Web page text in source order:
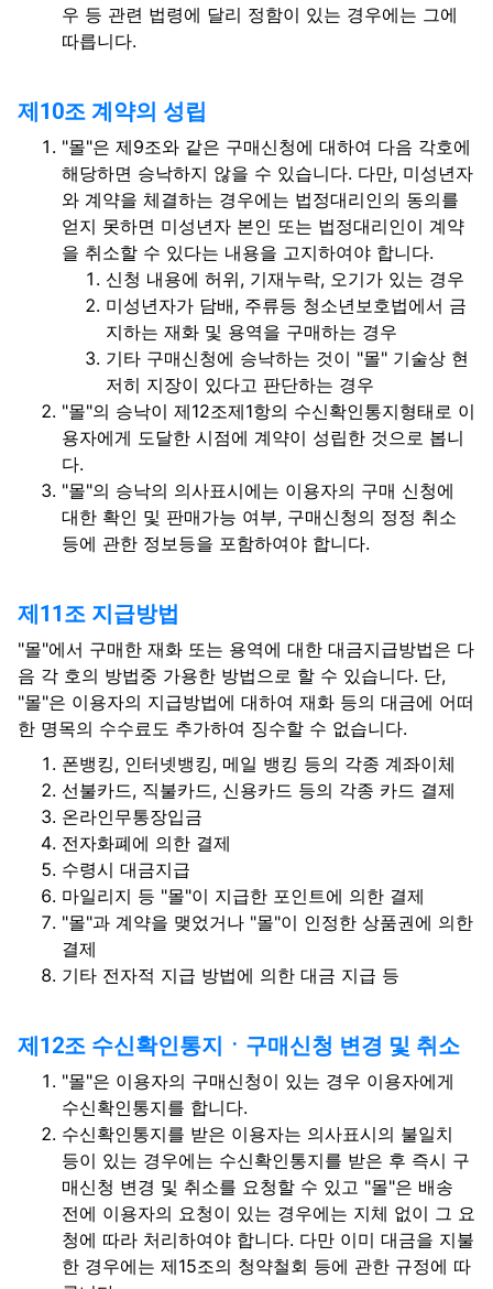
우 등 관련 법령에 달리 정함이 있는 경우에는 그에
따릅니다.
제10조 계약의 성립
"몰"은 제9조와 같은 구매신청에 대하여 다음 각호에
해당하면 승낙하지 않을 수 있습니다. 다만, 미성년자
와 계약을 체결하는 경우에는 법정대리인의 동의를
얻지 못하면 미성년자 본인 또는 법정대리인이 계약
을 취소할 수 있다는 내용을 고지하여야 합니다.
신청 내용에 허위, 기재누락, 오기가 있는 경우
미성년자가 담배, 주류등 청소년보호법에서 금
지하는 재화 및 용역을 구매하는 경우
기타 구매신청에 승낙하는 것이 "몰" 기술상 현
저히 지장이 있다고 판단하는 경우
"몰"의 승낙이 제12조제1항의 수신확인통지형태로 이
용자에게 도달한 시점에 계약이 성립한 것으로 봅니
다.
"몰"의 승낙의 의사표시에는 이용자의 구매 신청에
대한 확인 및 판매가능 여부, 구매신청의 정정 취소
등에 관한 정보등을 포함하여야 합니다.
제11조 지급방법
"몰"에서 구매한 재화 또는 용역에 대한 대금지급방법은 다
음 각 호의 방법중 가용한 방법으로 할 수 있습니다. 단,
"몰"은 이용자의 지급방법에 대하여 재화 등의 대금에 어떠
한 명목의 수수료도 추가하여 징수할 수 없습니다.
폰뱅킹, 인터넷뱅킹, 메일 뱅킹 등의 각종 계좌이체
선불카드, 직불카드, 신용카드 등의 각종 카드 결제
온라인무통장입금
전자화폐에 의한 결제
수령시 대금지급
마일리지 등 "몰"이 지급한 포인트에 의한 결제
"몰"과 계약을 맺었거나 "몰"이 인정한 상품권에 의한
결제
기타 전자적 지급 방법에 의한 대금 지급 등
제12조 수신확인통지ㆍ구매신청 변경 및 취소
"몰"은 이용자의 구매신청이 있는 경우 이용자에게
수신확인통지를 합니다.
수신확인통지를 받은 이용자는 의사표시의 불일치
등이 있는 경우에는 수신확인통지를 받은 후 즉시 구
매신청 변경 및 취소를 요청할 수 있고 "몰"은 배송
전에 이용자의 요청이 있는 경우에는 지체 없이 그 요
청에 따라 처리하여야 합니다. 다만 이미 대금을 지불
한 경우에는 제15조의 청약철회 등에 관한 규정에 따